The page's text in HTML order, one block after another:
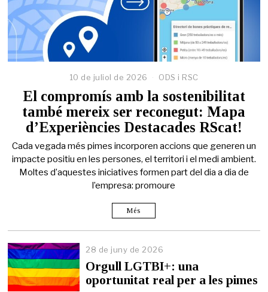
10 de juliol de 2026 ODS i RSC
El compromís amb la sostenibilitat
també mereix ser reconegut: Mapa
d’Experiències Destacades RScat!
Cada vegada més pimes incorporen accions que generen un
impacte positiu en les persones, el territori i el medi ambient.
Moltes d’aquestes iniciatives formen part del dia a dia de
l’empresa: promoure
Més
28 de juny de 2026
6
d
e
Orgull LGTBI+: una
oportunitat real per a les pimes